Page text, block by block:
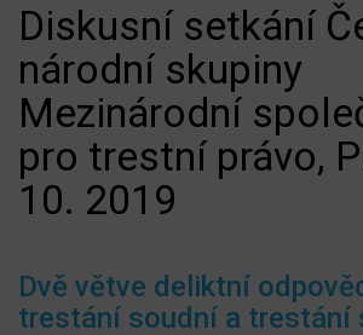
Diskusní setkání
národní skupiny
Mezinárodní
pro trestní právo,
10. 2019
Dvě větve deliktní
trestání soudní a trestání